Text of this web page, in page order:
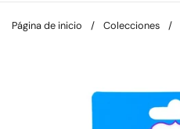
Página de inicio / Colecciones /